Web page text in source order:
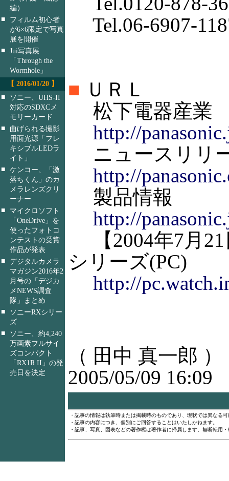
編）
■
フィルム初心者
が6×6限定で写真
展を開催
■ Jui写真展
「Through the
Wormhole」
【 2016/01/20 】
■
ソニー、UHS-II
対応のSDXCメ
モリーカード
■
曲げられる撮影
用面光源「フレ
キシブルLEDラ
イト」
■ ケンコー、「激
落ちくん」のカ
メラレンズクリ
ーナー
■
マイクロソフト
「OneDrive」を
使ったフォトコ
ンテストの受賞
作品が発表
■ デジタルカメラ
マガジン2016年2
月号の「デジカ
メNEWS調査
隊」まとめ
■
ソニーRXシリー
ズ
■
ソニー、約4,240
万画素フルサイ
ズコンパクト
「RX1R II」の発
売日を決定
Tel.06-6907-
■ ＵＲＬ
松下電器産業
http://
ニュースリリ
http://
製品情報
http://
【2004年7月21
シリーズ(PC)
http://
（ 田中 真一郎 ）
2005/05/09 16:09
・記事の情報は執筆時または掲載時のものであり、現状では異なる
・記事の内容につき、個別にご回答することはいたしかねます。
・記事、写真、図表などの著作権は著作者に帰属します。無断転用